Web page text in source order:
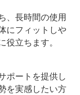
、長時間の使用
にフィットしや
役立ちます。
ポートを提供し
を実感したい方